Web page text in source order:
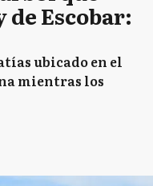
Escobar:
ubicado en el
mientras los